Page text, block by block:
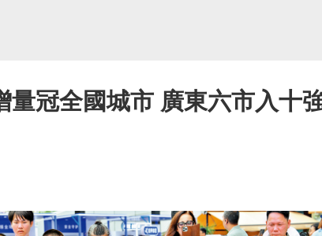
量冠全國城市 廣東六市入十